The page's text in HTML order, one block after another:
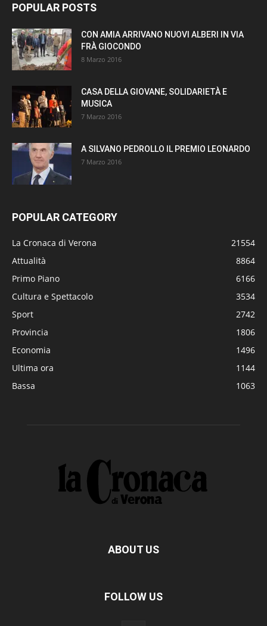
POPULAR POSTS
CON AMIA ARRIVANO NUOVI ALBERI IN VIA
FRÀ GIOCONDO
8 Marzo 2016
CASA DELLA GIOVANE, SOLIDARIETÀ E
MUSICA
7 Marzo 2016
A SILVANO PEDROLLO IL PREMIO LEONARDO
7 Marzo 2016
POPULAR CATEGORY
La Cronaca di Verona
21554
Attualità
8864
Primo Piano
6166
Cultura e Spettacolo
3534
Sport
2742
Provincia
1806
Economia
1496
Ultima ora
1144
Bassa
1063
ABOUT US
FOLLOW US